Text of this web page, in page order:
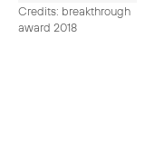
Credits: breakthrough
award 2018